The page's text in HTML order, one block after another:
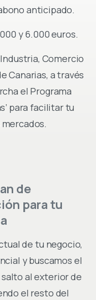
anticipado.
y 6.000 euros.
Comercio
Canarias, a través
el Programa
para facilitar tu
de
paratu
de tu negocio,
y buscamos el
al exterior de
el resto del